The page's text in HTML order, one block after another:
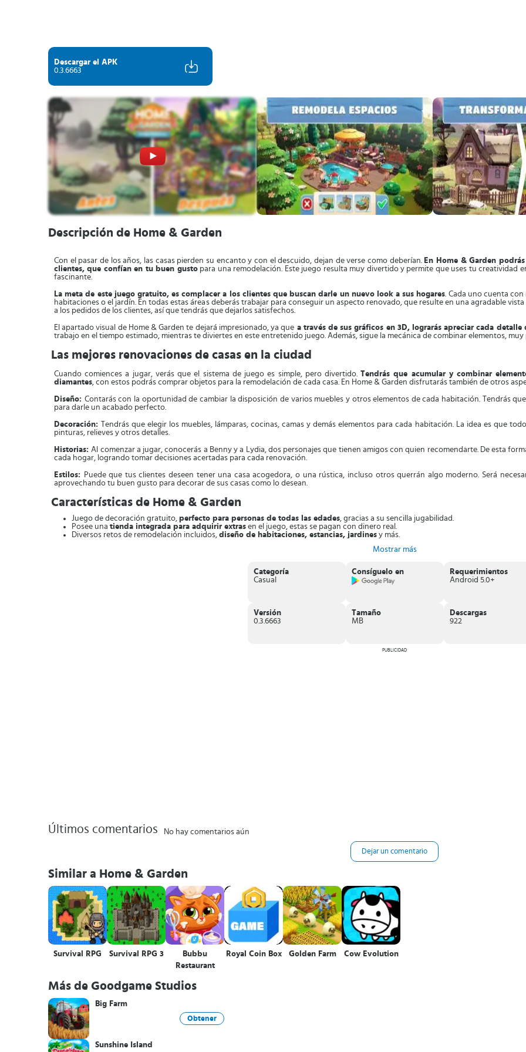
Descargar el APK
0.3.6663
Descripción de Home & Garden
Con el pasar de los años, las casas pierden su encanto y con el descuido, dejan de verse como deberían. En Home & Garden
clientes, que confían en tu buen gustopara una remodelación. Este juego resulta muy divertido y permite que uses tu creatividad
fascinante.
La meta de este juego gratuito, es complacer a los clientes que buscan darle un nuevo look a sus hogares. Cada uno cuenta
habitaciones o el jardín. En todas estas áreas deberás trabajar para conseguir un aspecto renovado, que resulte en una agradable
a los pedidos de los clientes, así que tendrás que dejarlos satisfechos.
El apartado visual de Home & Garden te dejará impresionado, ya que a través de sus gráficos en 3D, lograrás apreciar cada detalle
trabajo en el tiempo estimado, mientras te diviertes en este entretenido juego. Además, sigue la mecánica de combinar elementos,
Las mejores renovaciones de casas en la ciudad
Cuando comiences a jugar, verás que el sistema de juego es simple, pero divertido.Tendrás que acumular y combinar
diamantes, con estos podrás comprar objetos para la remodelación de cada casa. En Home & Garden disfrutarás también de otros
Diseño: Contarás con la oportunidad de cambiar la disposición de varios muebles y otros elementos de cada habitación. Tendrás
para darle un acabado perfecto.
Decoración:
Tendrás que elegir los muebles, lámparas, cocinas, camas y demás elementos para cada habitación. La idea es que
pinturas, relieves y otros detalles.
Historias:Al comenzar a jugar, conocerás a Benny y a Lydia, dos personajes que tienen amigos con quien recomendarte. De esta
cada hogar, logrando tomar decisiones acertadas para cada renovación.
Estilos:
Puede que tus clientes deseen tener una casa acogedora, o una rústica, incluso otros querrán algo moderno. Será
aprovechando tu buen gusto para decorar de sus casas como lo desean.
Características de Home & Garden
Juego de decoración gratuito, perfecto para personas de todas las edades, gracias a su sencilla jugabilidad.
Posee una tienda integrada para adquirir extras en el juego, estas se pagan con dinero real.
Diversos retos de remodelación incluidos, diseño de habitaciones, estancias, jardines y más.
para avanzar, con retos únicos en distintos puntos del juego.
Descubre lo que puedes lograr al dirigir varias obras de renovación de hogares en Home & Garden.¡Instala el juego y comienza a
Mostrar más
Categoría
Casual
Consíguelo en
Requerimientos
Android 5.0+
Versión
0.3.6663
Tamaño
MB
Descargas
922
PUBLICIDAD
Últimos comentarios No hay comentarios aún
Dejar un comentario
Similar a Home & Garden
Survival RPG Survival RPG 3
Bubbu
Restaurant
Royal Coin Box Golden Farm Cow Evolution
Más de Goodgame Studios
Big Farm
Obtener
Sunshine Island